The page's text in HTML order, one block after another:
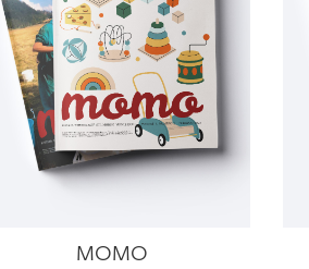
MOMO